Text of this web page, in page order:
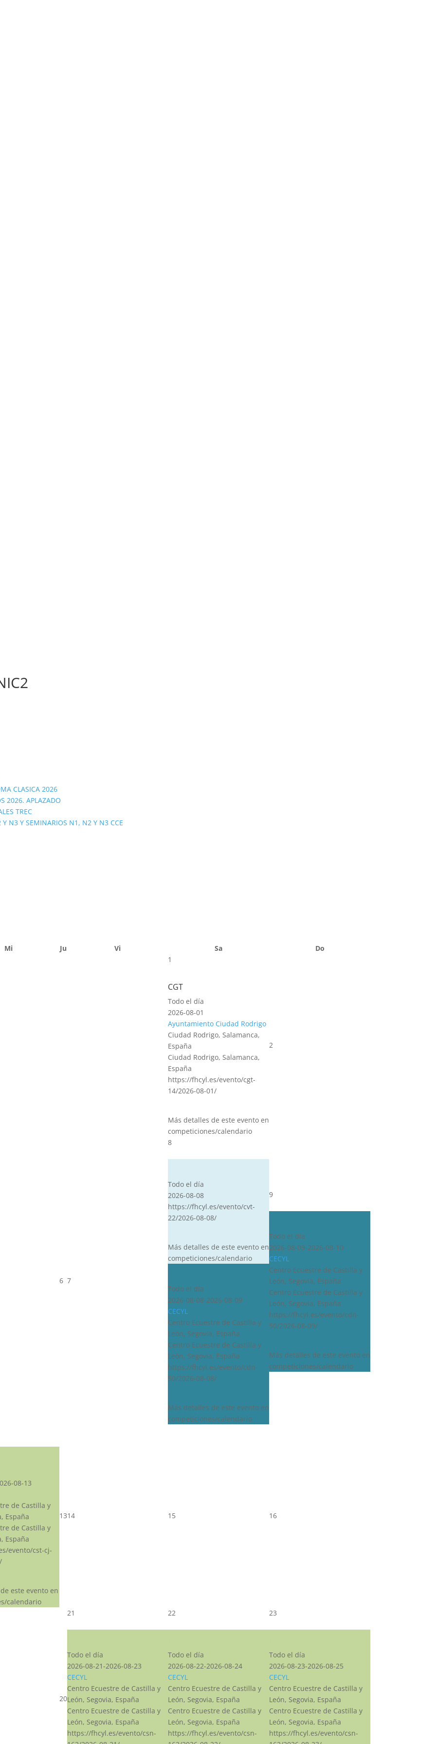
CLASICA 2026
2026. APLAZADO
TREC
N3 Y SEMINARIOS N1, N2 Y N3 CCE
Mi Ju Vi Sa
Do
1
CGT
Todo el día
2026-08-01
Ayuntamiento Ciudad Rodrigo
Ciudad Rodrigo, Salamanca,
España
Ciudad Rodrigo, Salamanca,
España
https://fhcyl.es/evento/cgt-
14/2026-08-01/
Más detalles de este evento en
competiciones/calendario
2
6 7
8
Todo el día
2026-08-08
https://fhcyl.es/evento/cvt-
22/2026-08-08/
Más detalles de este evento en
competiciones/calendario
Todo el día
2026-08-08-2026-08-09
CECYL
Centro Ecuestre de Castilla y
León, Segovia, España
Centro Ecuestre de Castilla y
León, Segovia, España
https://fhcyl.es/evento/cdn-
50/2026-08-08/
Más detalles de este evento en
competiciones/calendario
9
Todo el día
2026-08-09-2026-08-10
CECYL
Centro Ecuestre de Castilla y
León, Segovia, España
Centro Ecuestre de Castilla y
León, Segovia, España
https://fhcyl.es/evento/cdn-
50/2026-08-09/
Más detalles de este evento en
competiciones/calendario
08-13
de Castilla y
España
de Castilla y
España
evento/cst-cj-
este evento en
calendario
1314 15 16
20
21
Todo el día
2026-08-21-2026-08-23
CECYL
Centro Ecuestre de Castilla y
León, Segovia, España
Centro Ecuestre de Castilla y
León, Segovia, España
https://fhcyl.es/evento/csn-
22
Todo el día
2026-08-22-2026-08-24
CECYL
Centro Ecuestre de Castilla y
León, Segovia, España
Centro Ecuestre de Castilla y
León, Segovia, España
https://fhcyl.es/evento/csn-
23
Todo el día
2026-08-23-2026-08-25
CECYL
Centro Ecuestre de Castilla y
León, Segovia, España
Centro Ecuestre de Castilla y
León, Segovia, España
https://fhcyl.es/evento/csn-